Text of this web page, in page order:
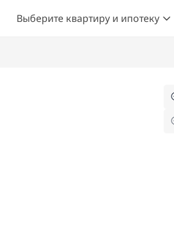
Выберите квартиру и ипотеку